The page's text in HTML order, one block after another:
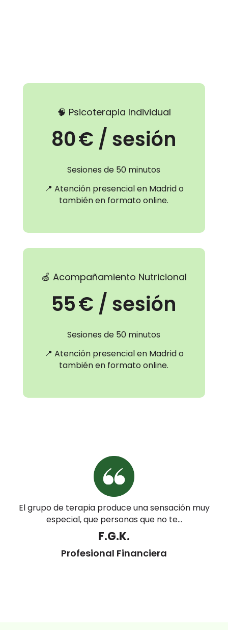
🧠 Psicoterapia Individual
80 € / sesión
Sesiones de 50 minutos
📍 Atención presencial en Madrid o
también en formato online.
🍏 Acompañamiento Nutricional
55 € / sesión
Sesiones de 50 minutos
📍 Atención presencial en Madrid o
también en formato online.
El grupo de terapia produce una sensación muy
especial, que personas que no te...
F.G.K.
Profesional Financiera